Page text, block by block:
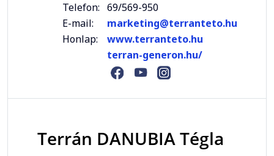
Telefon: 69/569-950
E-mail:
marketing@terranteto.hu
Honlap:
www.terranteto.hu
terran-generon.hu/
Terrán DANUBIA Tégla